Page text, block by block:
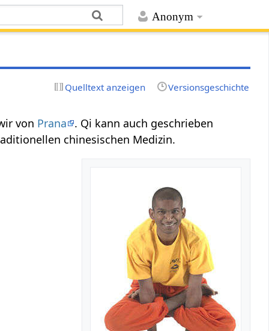
Anonym
Quelltext anzeigen Versionsgeschichte
von Prana
. Qi kann auch geschrieben
chinesischen Medizin.